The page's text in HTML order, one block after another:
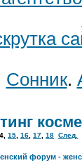
Сонник.
15 16 17 18 След.
форум -